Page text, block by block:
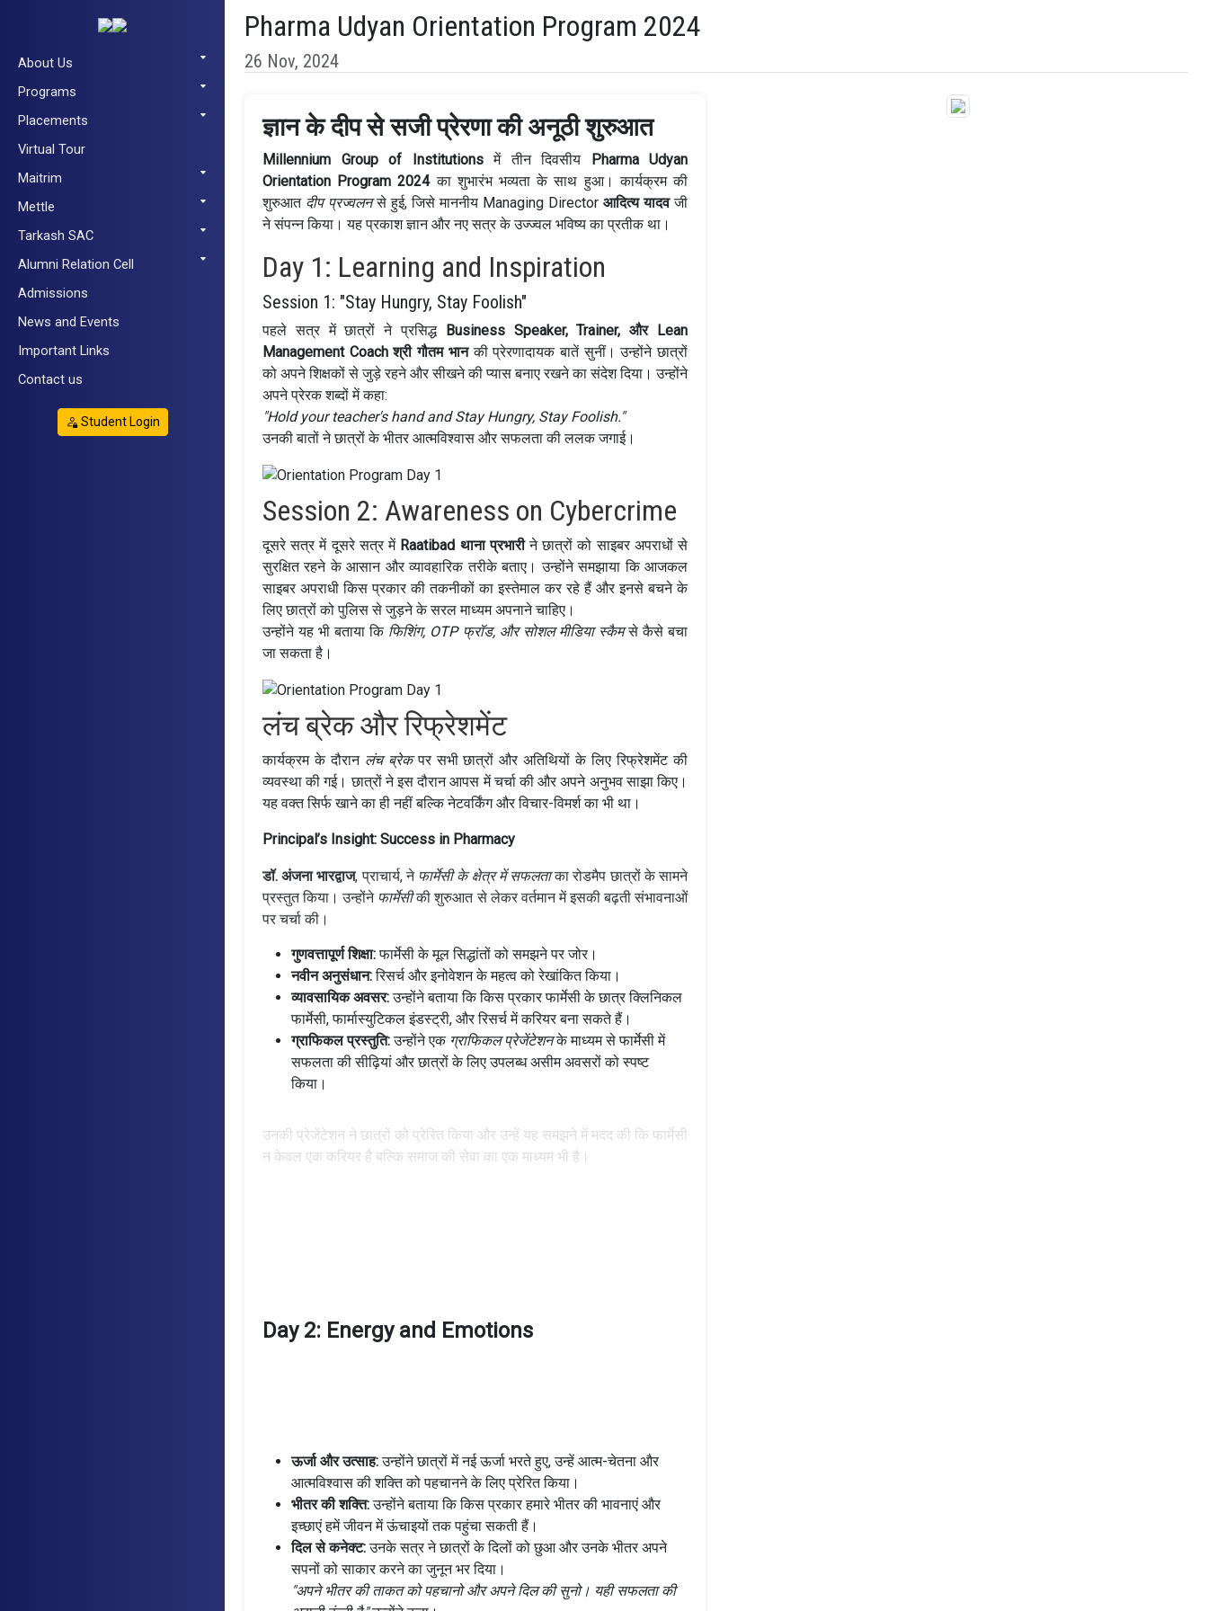
About Us
Programs
Placements
Virtual Tour
Maitrim
Mettle
Tarkash SAC
Alumni Relation Cell
Admissions
News and Events
Important Links
Contact us
Student Login
Pharma Udyan Orientation Program 2024
26 Nov, 2024
ज्ञान के दीप से सजी प्रेरणा की अनूठी शुरुआत
Millennium Group of Institutionsमें तीन दिवसीय Pharma Udyan
Orientation Program 2024का शुभारंभ भव्यता के साथ हुआ। कार्यक्रम की
शुरुआत दीप प्रज्वलनसे हुई, जिसे माननीय Managing Director आदित्य यादवजी
ने संपन्न किया। यह प्रकाश ज्ञान और नए सत्र के उज्ज्वल भविष्य का प्रतीक था।
Day 1: Learning and Inspiration
Session 1: "Stay Hungry, Stay Foolish"
पहले सत्र में छात्रों ने प्रसिद्ध Business Speaker, Trainer, और Lean
Management Coach श्री गौतम भानकी प्रेरणादायक बातें सुनीं। उन्होंने छात्रों
को अपने शिक्षकों से जुड़े रहने और सीखने की प्यास बनाए रखने का संदेश दिया। उन्होंने
अपने प्रेरक शब्दों में कहा:
"Hold your teacher's hand and Stay Hungry, Stay Foolish."
उनकी बातों ने छात्रों के भीतर आत्मविश्वास और सफलता की ललक जगाई।
Session 2: Awareness on Cybercrime
दूसरे सत्र में दूसरे सत्र में Raatibad थाना प्रभारीने छात्रों को साइबर अपराधों से
सुरक्षित रहने के आसान और व्यावहारिक तरीके बताए। उन्होंने समझाया कि आजकल
साइबर अपराधी किस प्रकार की तकनीकों का इस्तेमाल कर रहे हैं और इनसे बचने के
लिए छात्रों को पुलिस से जुड़ने के सरल माध्यम अपनाने चाहिए।
उन्होंने यह भी बताया कि फिशिंग, OTP फ्रॉड, और सोशल मीडिया स्कैमसे कैसे बचा
जा सकता है।
लंच ब्रेक और रिफ्रेशमेंट
कार्यक्रम के दौरान लंच ब्रेकपर सभी छात्रों और अतिथियों के लिए रिफ्रेशमेंट की
व्यवस्था की गई। छात्रों ने इस दौरान आपस में चर्चा की और अपने अनुभव साझा किए।
यह वक्त सिर्फ खाने का ही नहीं बल्कि नेटवर्किंग और विचार-विमर्श का भी था।
Principal’s Insight: Success in Pharmacy
डॉ. अंजना भारद्वाज, प्राचार्य, ने फार्मेसी के क्षेत्र में सफलताका रोडमैप छात्रों के सामने
प्रस्तुत किया। उन्होंने फार्मेसीकी शुरुआत से लेकर वर्तमान में इसकी बढ़ती संभावनाओं
पर चर्चा की।
गुणवत्तापूर्ण शिक्षा:फार्मेसी के मूल सिद्धांतों को समझने पर जोर।
नवीन अनुसंधान:रिसर्च और इनोवेशन के महत्व को रेखांकित किया।
व्यावसायिक अवसर:उन्होंने बताया कि किस प्रकार फार्मेसी के छात्र क्लिनिकल
फार्मेसी, फार्मास्युटिकल इंडस्ट्री, और रिसर्च में करियर बना सकते हैं।
ग्राफिकल प्रस्तुति:उन्होंने एक ग्राफिकल प्रेजेंटेशनके माध्यम से फार्मेसी में
सफलता की सीढ़ियां और छात्रों के लिए उपलब्ध असीम अवसरों को स्पष्ट
किया।
न केवल एक करियर है बल्कि समाज की सेवा का एक माध्यम भी है।
Day 2: Energy and Emotions
ऊर्जा और उत्साह:उन्होंने छात्रों में नई ऊर्जा भरते हुए, उन्हें आत्म-चेतना और
आत्मविश्वास की शक्ति को पहचानने के लिए प्रेरित किया।
भीतर की शक्ति:उन्होंने बताया कि किस प्रकार हमारे भीतर की भावनाएं और
इच्छाएं हमें जीवन में ऊंचाइयों तक पहुंचा सकती हैं।
दिल से कनेक्ट:उनके सत्र ने छात्रों के दिलों को छुआ और उनके भीतर अपने
सपनों को साकार करने का जुनून भर दिया।
"अपने भीतर की ताकत को पहचानो और अपने दिल की सुनो। यही सफलता की